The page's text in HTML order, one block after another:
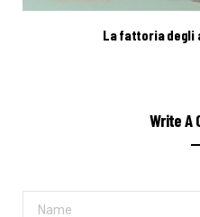
La fattoria degli
Write A